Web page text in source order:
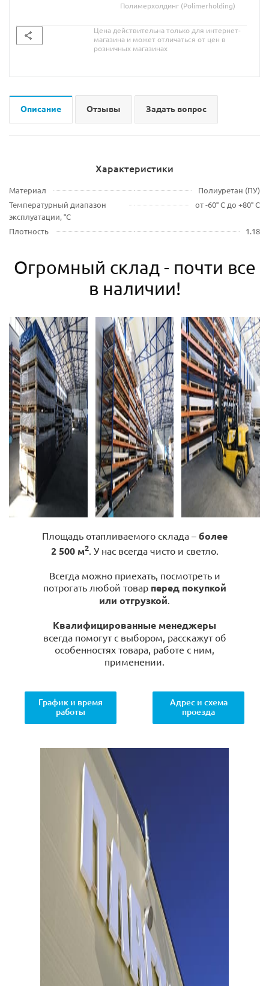
Полимерхолдинг (Polimerholding)
Цена действительна только для интернет-
магазина и может отличаться от цен в
розничных магазинах
Описание Отзывы Задать вопрос
Характеристики
Материал
Полиуретан (ПУ)
Температурный диапазон
эксплуатации, °С
от -60° С до +80° С
Плотность 1.18
Огромный склад - почти все
в наличии!
Площадь отапливаемого склада – более
2 500 м2. У нас всегда чисто и светло.
Всегда можно приехать, посмотреть и
потрогать любой товар перед покупкой
или отгрузкой.
Квалифицированные менеджеры
всегда помогут с выбором, расскажут об
особенностях товара, работе с ним,
применении.
График и время
работы
Адрес и схема
проезда